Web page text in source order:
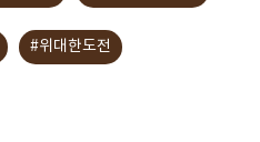
#위대한도전